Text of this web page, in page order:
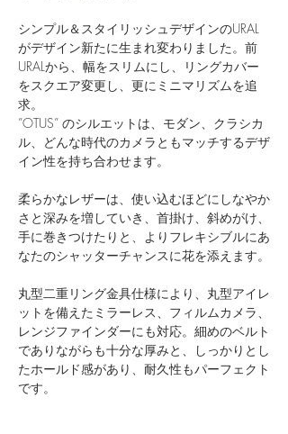
シンプル＆スタイリッシュデザインのURAL
がデザイン新たに生まれ変わりました。前
URALから、幅をスリムにし、リングカバー
をスクエア変更し、更にミニマリズムを追
求。
”OTUS” のシルエットは、モダン、クラシカ
ル、どんな時代のカメラともマッチするデザ
イン性を持ち合わせます。
柔らかなレザーは、使い込むほどにしなやか
さと深みを増していき、首掛け、斜めがけ、
手に巻きつけたりと、よりフレキシブルにあ
なたのシャッターチャンスに花を添えます。
丸型二重リング金具仕様により、丸型アイレ
ットを備えたミラーレス、フィルムカメラ、
レンジファインダーにも対応。細めのベルト
でありながらも十分な厚みと、しっかりとし
たホールド感があり、耐久性もパーフェクト
です。